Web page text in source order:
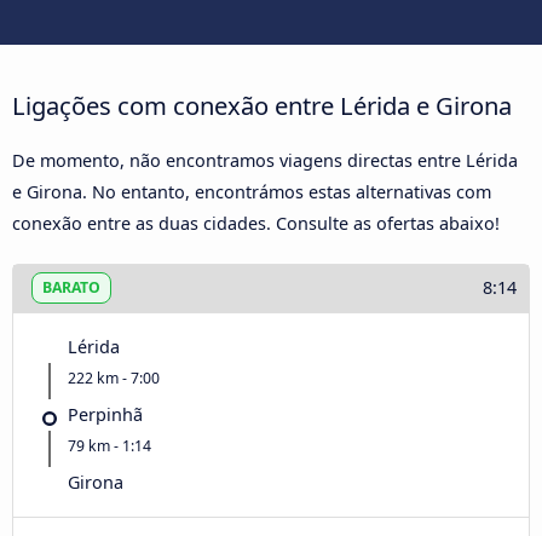
Ligações com conexão entre Lérida e Girona
De momento, não encontramos viagens directas entre Lérida
e Girona. No entanto, encontrámos estas alternativas com
conexão entre as duas cidades. Consulte as ofertas abaixo!
BARATO 8:14
Lérida
222 km - 7:00
Perpinhã
79 km - 1:14
Girona